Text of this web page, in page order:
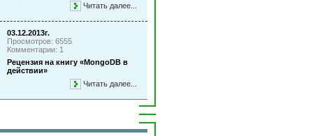
Читать далее...
03.12.2013г.
Просмотров: 6555
Комментарии: 1
Рецензия на книгу «MongoDB в
действии»
Читать далее...